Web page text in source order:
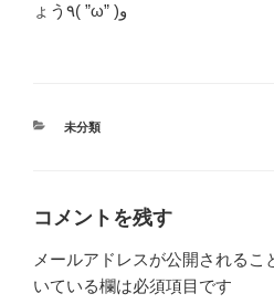
ょう٩( ”ω” )و
カ
未分類
コメントを残す
メールアドレスが公開されるこ
いている欄は必須項目です